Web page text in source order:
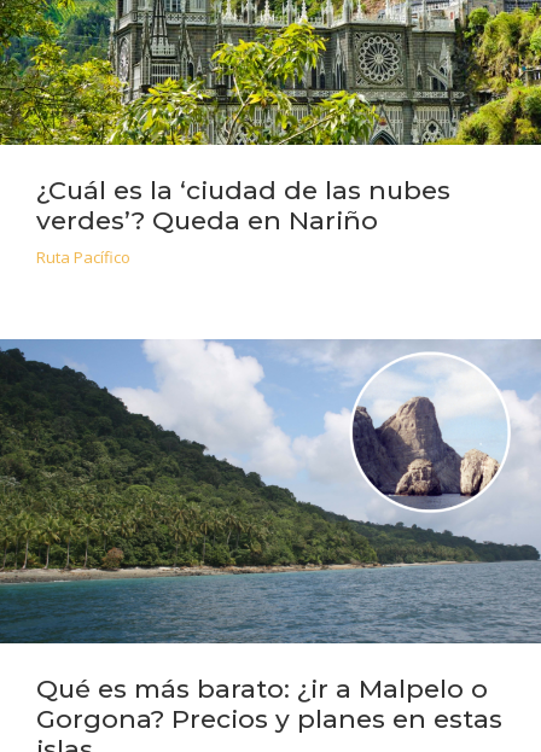
¿Cuál es la ‘ciudad de las nubes
verdes’? Queda en Nariño
Ruta Pacífico
Qué es más barato: ¿ir a Malpelo o
Gorgona? Precios y planes en estas